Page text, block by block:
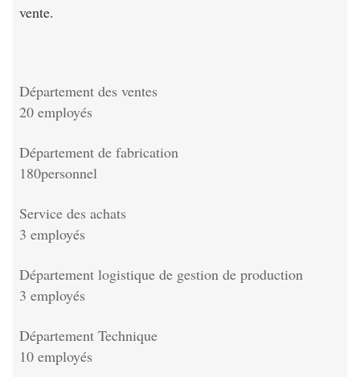
vente.
Département des ventes
20 employés
Département de fabrication
180personnel
Service des achats
3 employés
Département logistique de gestion de production
3 employés
Département Technique
10 employés